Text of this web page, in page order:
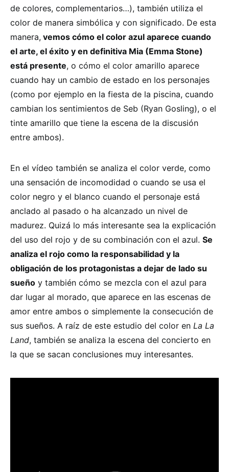
de colores, complementarios…), también utiliza el
color de manera simbólica y con significado. De esta
manera, vemos cómo el color azul aparece cuando
el arte, el éxito y en definitiva Mia (Emma Stone)
está presente, o cómo el color amarillo aparece
cuando hay un cambio de estado en los personajes
(como por ejemplo en la fiesta de la piscina, cuando
cambian los sentimientos de Seb (Ryan Gosling), o el
tinte amarillo que tiene la escena de la discusión
entre ambos).
En el vídeo también se analiza el color verde, como
una sensación de incomodidad o cuando se usa el
color negro y el blanco cuando el personaje está
anclado al pasado o ha alcanzado un nivel de
madurez. Quizá lo más interesante sea la explicación
del uso del rojo y de su combinación con el azul. Se
analiza el rojo como la responsabilidad y la
obligación de los protagonistas a dejar de lado su
sueño y también cómo se mezcla con el azul para
dar lugar al morado, que aparece en las escenas de
amor entre ambos o simplemente la consecución de
sus sueños. A raíz de este estudio del color en La La
Land, también se analiza la escena del concierto en
la que se sacan conclusiones muy interesantes.